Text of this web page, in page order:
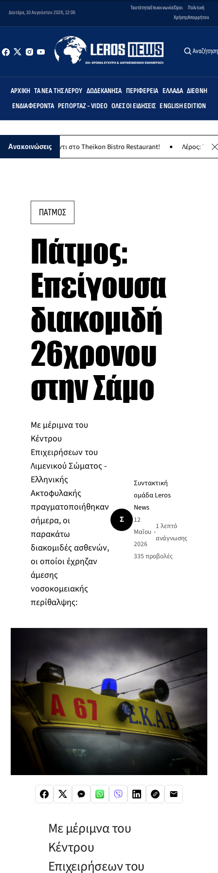
Δευτέρα, 10 Αυγούστου 2026, 12:06
ΤαυτότηταΕπικοινωνίαΌροι
Χρήσης
Πολιτική
Απορρήτου
Αναζήτηση
ΑΡΧΙΚΉ ΤΑ ΝΈΑ ΤΗΣ ΛΈΡΟΥ ΔΩΔΕΚΆΝΗΣΑ ΠΕΡΙΦΈΡΕΙΑ ΕΛΛΆΔΑ ΔΙΕΘΝΉ
ΕΝΔΙΑΦΈΡΟΝΤΑ ΡΕΠΟΡΤΆΖ - VIDEO ΌΛΕΣ ΟΙ ΕΙΔΉΣΕΙΣ ENGLISH EDITION
Ανακοινώσειςγλέντι στο Theikon Bistro Restaurant! Λέρος: Το
ΠΑΤΜΟΣ
Πάτμος:
Επείγουσα
διακομιδή
26χρονου
στην Σάμο
Με μέριμνα του
Κέντρου
Επιχειρήσεων του
Λιμενικού Σώματος -
Ελληνικής
Ακτοφυλακής
πραγματοποιήθηκαν
σήμερα, οι
παρακάτω
διακομιδές ασθενών,
οι οποίοι έχρηζαν
άμεσης
νοσοκομειακής
περίθαλψης:
Σ
Συντακτική
ομάδα Leros
News
12
Μαΐου
2026
•
1 λεπτό
ανάγνωσης
335 προβολές
Με μέριμνα του
Κέντρου
Επιχειρήσεων του